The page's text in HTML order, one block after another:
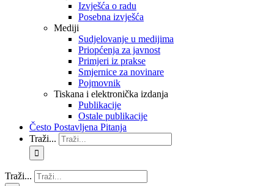
Izvješća o radu
Posebna izvješća
Mediji
Sudjelovanje u medijima
Priopćenja za javnost
Primjeri iz prakse
Smjernice za novinare
Pojmovnik
Tiskana i elektronička izdanja
Publikacije
Ostale publikacije
Često Postavljena Pitanja
Traži...
Traži...